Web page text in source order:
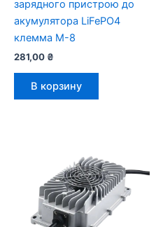
зарядного пристрою до
акумулятора LiFePO4
клемма М-8
281,00 ₴
В корзину